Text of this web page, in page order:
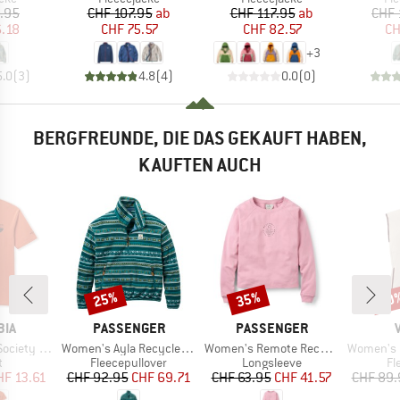
Preis
(3)
Preis
CHF 107.95reduzierter Preis
ab
CHF 75.57
4.8(4)
Preis
CHF 117.95reduzierter Preis
ab
CHF 82.57
+3
0.0(0)
BERGFREUNDE, DIE DAS GEKAUFT HABEN,
KAUFTEN AUCH
S/S Tee
Preis
13.61
MARKE
PASSENGER
Artikel
Women's Ayla Recycled Fleece
Produktgruppe
Fleecepullover
Preis
CHF 92.95reduzierter Preis
CHF 69.71
Rabatt
25%
MARKE
PASSENGER
Artikel
Women's Remote Recycled Cotton Sweatshirt
Produktgruppe
Longsleeve
Preis
CHF 63.95reduzierter Preis
CHF 41.57
Rabatt
35%
Artikel
Women's
CHF